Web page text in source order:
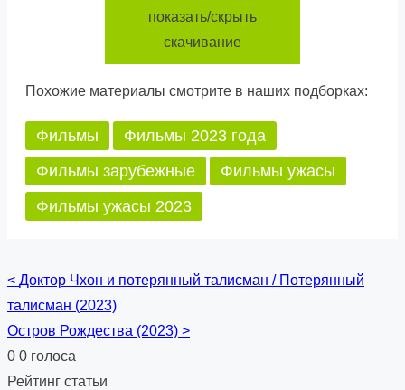
показать/скрыть
скачивание
Похожие материалы смотрите в наших подборках:
Фильмы
Фильмы 2023 года
Фильмы зарубежные
Фильмы ужасы
Фильмы ужасы 2023
Posts
navigation
< Доктор Чхон и потерянный талисман / Потерянный
талисман (2023)
Остров Рождества (2023) >
0 0 голоса
Рейтинг статьи